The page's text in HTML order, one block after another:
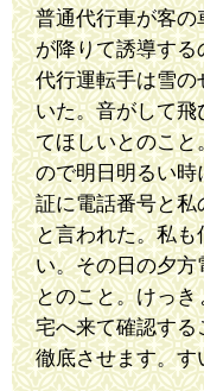
普通代行車が客
が降りて誘導す
代行運転手は雪
いた。音がして
てほしいとのこ
ので明日明るい
証に電話番号と
と言われた。私
い。その日の夕
とのこと。けっ
宅へ来て確認す
徹底させます。